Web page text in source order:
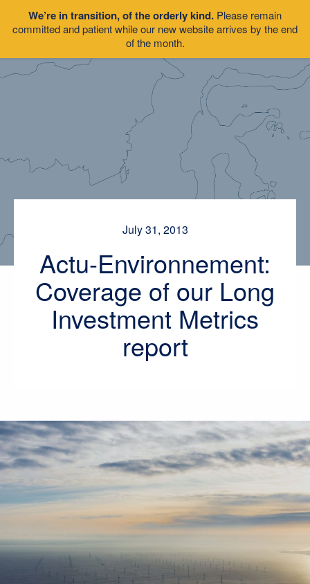
We’re in transition, of the orderly kind. Please remain
committed and patient while our new website arrives by the end
of the month.
July 31, 2013
Actu-Environnement:
Coverage of our Long
Investment Metrics
report